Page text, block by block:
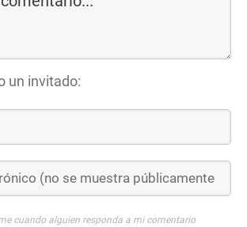
un invitado:
cuando alguien responda a mi comentario